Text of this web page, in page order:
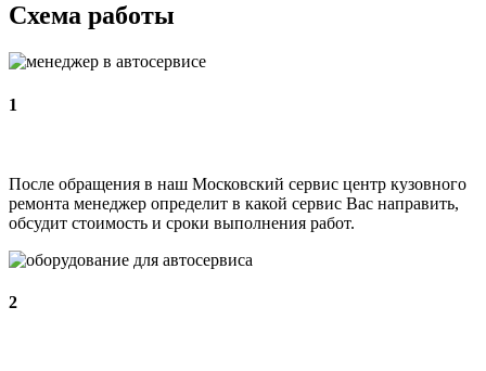
Схема работы
1
После обращения в наш Московский сервис центр кузовного
ремонта менеджер определит в какой сервис Вас направить,
обсудит стоимость и сроки выполнения работ.
2